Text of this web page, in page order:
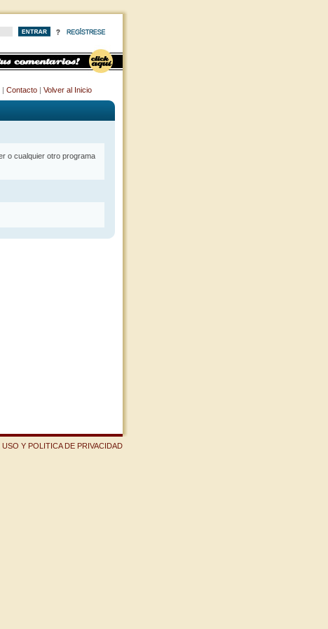
| Contacto| Volver al Inicio
o cualquier otro programa
Y POLITICA DE PRIVACIDAD